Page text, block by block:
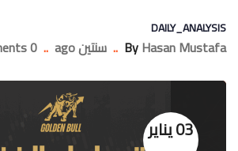
DAILY_ANALYSIS
ByHasan Mustafa
.. سنتين ago ..
0 Comments
03 يناير